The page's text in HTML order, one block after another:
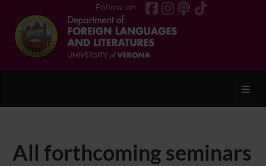
Follow on
All forthcoming seminars